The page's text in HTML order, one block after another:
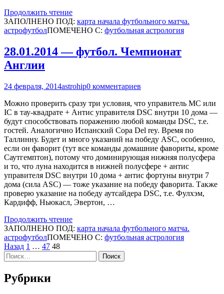
Продолжить чтение
ЗАПОЛНЕНО ПОД: карта начала футбольного матча.
астрофутболПОМЕЧЕНО С: футбольная астрология
28.01.2014 — футбол. Чемпионат
Англии
24 февраля, 2014astrohip0 комментариев
Можно проверить сразу три условия, что управитель MC или
IC в тау-квадрате + Антис управителя DSC внутри 10 дома —
будут способствовать поражению любой команды DSC, т.е.
гостей. Аналогично Испанский Copa Del rey. Время по
Таллинну. Будет и много указаний на победу ASC, особенно,
если он фаворит (тут все команды домашние фавориты, кроме
Саутгемптон), потому что доминирующая нижняя полусфера
и то, что луна находится в нижней полусфере + антис
управителя DSC внутри 10 дома + антис фортуны внутри 7
дома (сила ASC) — тоже указание на победу фаворита. Также
проверю указание на победу аутсайдера DSC, т.е. Фулхэм,
Кардифф, Ньюкасл, Эвертон, …
Продолжить чтение
ЗАПОЛНЕНО ПОД: карта начала футбольного матча.
астрофутболПОМЕЧЕНО С: футбольная астрология
Пагинация
записей
Назад Страница
1 … Страница
47 Страница
48
Найти:
Рубрики